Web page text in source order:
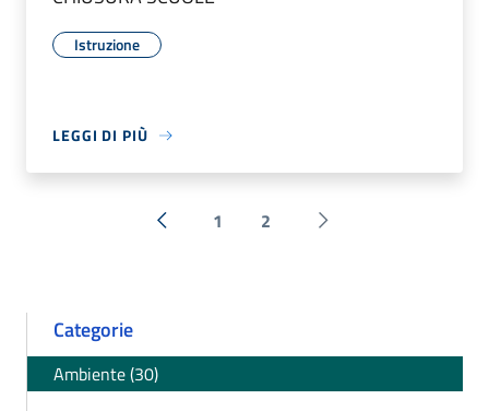
Istruzione
LEGGI DI PIÙ
« Precedente
1 2 Successiva »
Categorie
Ambiente (30)